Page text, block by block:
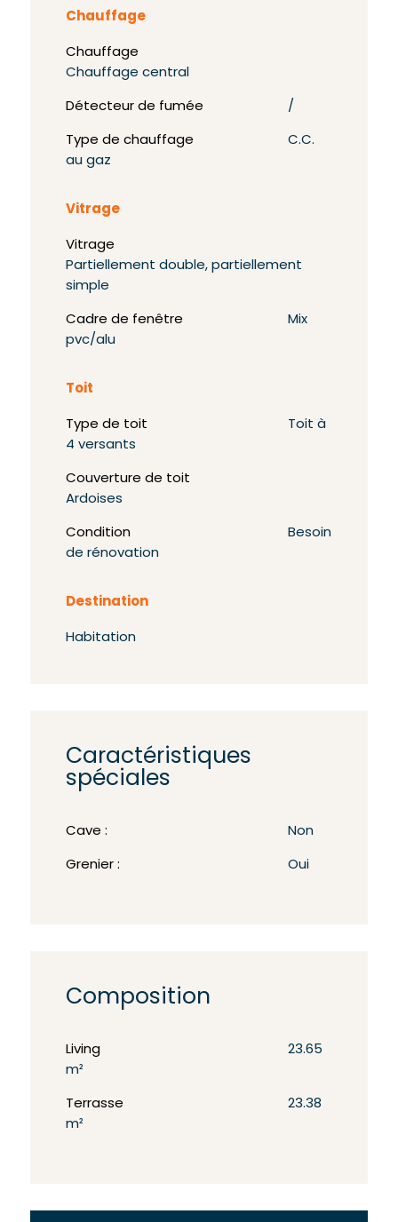
Chauffage
Chauffage
Chauffage central
Détecteur de fumée /
Type de chauffage
C.C.
au gaz
Vitrage
Vitrage
Partiellement double, partiellement
simple
Cadre de fenêtre
Mix
pvc/alu
Toit
Type de toit
Toit à
4 versants
Couverture de toit
Ardoises
Condition
Besoin
de rénovation
Destination
Habitation
Caractéristiques
spéciales
Cave : Non
Grenier : Oui
Composition
Living
23.65
m²
Terrasse
23.38
m²